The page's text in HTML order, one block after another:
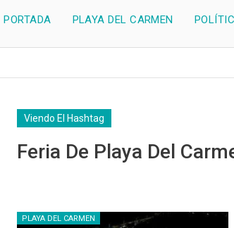
PORTADA PLAYA DEL CARMEN
Viendo El Hashtag
Feria De Playa Del
PLAYA DEL CARMEN